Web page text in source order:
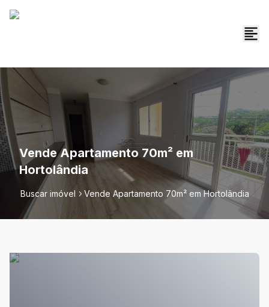
Vende Apartamento 70m² em
Hortolândia
Buscar imóvel Vende Apartamento 70m² em Hortolândia